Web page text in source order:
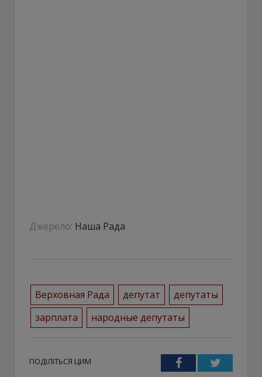
Джерело: Наша Рада
Верховная Рада депутат
депутаты
зарплата
народные депутаты
ПОДІЛІТЬСЯ ЦИМ FacebookTwitter